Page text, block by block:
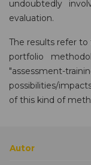
undoubtedly
evaluation.
The results refer
portfolio
"assessment-
possibilities/
of this kind of
Autor